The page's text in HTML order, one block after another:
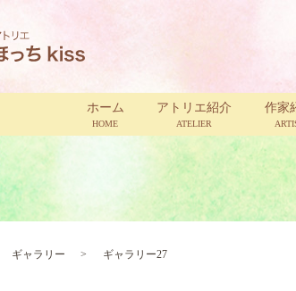
ホーム
HOME
アトリエ紹介
ATELIER
作家
ギャラリー ギャラリー27